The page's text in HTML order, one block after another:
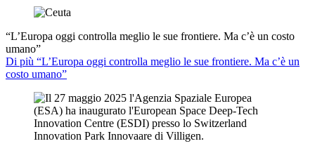
“L’Europa oggi controlla meglio le sue frontiere. Ma c’è un costo
umano”
Di più “L’Europa oggi controlla meglio le sue frontiere. Ma c’è un
costo umano”